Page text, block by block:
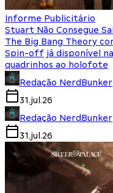
Informe Publicitário
Stuart Não Consegue
The Big Bang Theory
Spin-off já disponível na
quadrinhos ao holofote
Redação NerdBunker
31.jul.26
Redação NerdBunker
31.jul.26